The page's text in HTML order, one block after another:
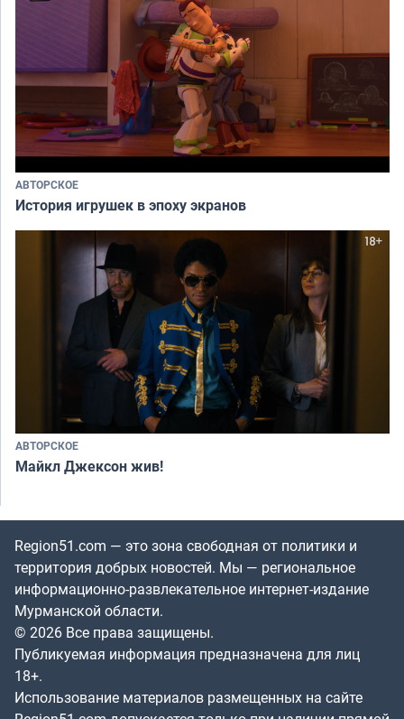
АВТОРСКОЕ
История игрушек в эпоху экранов
АВТОРСКОЕ
Майкл Джексон жив!
Region51.com — это зона свободная от политики и
территория добрых новостей. Мы — региональное
информационно-развлекательное интернет-издание
Мурманской области.
© 2026 Все права защищены.
Публикуемая информация предназначена для лиц
18+.
Использование материалов размещенных на сайте